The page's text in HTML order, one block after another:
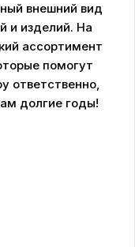
внешний вид
и изделий. На
ассортимент
помогут
ответственно,
долгие годы!